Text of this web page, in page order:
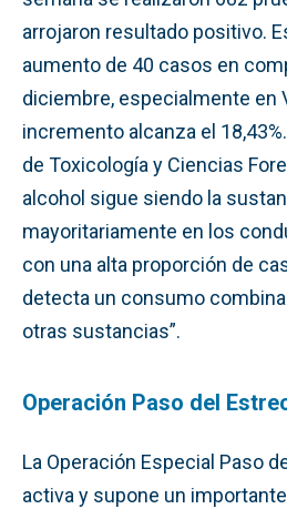
arrojaron resultado positivo.
aumento de 40 casos en
diciembre, especialmente en
incremento alcanza el
de Toxicología y Ciencias
alcohol sigue siendo la
mayoritariamente en los
con una alta proporción de
detecta un consumo
otras sustancias”.
Operación Paso del
La Operación Especial Paso
activa y supone un